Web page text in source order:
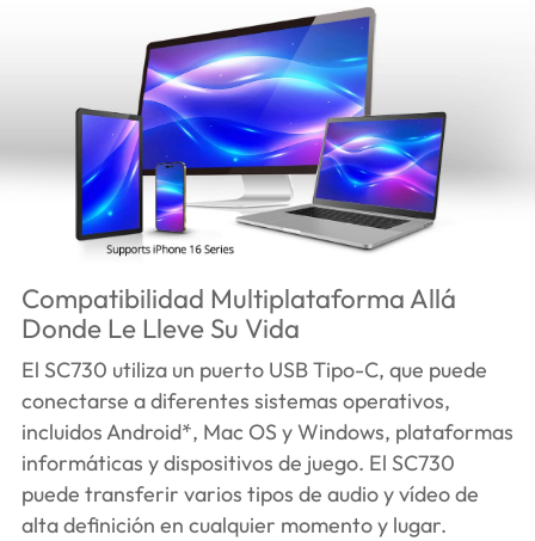
Compatibilidad Multiplataforma Allá
Donde Le Lleve Su Vida
El SC730 utiliza un puerto USB Tipo-C, que puede
conectarse a diferentes sistemas operativos,
incluidos Android*, Mac OS y Windows, plataformas
informáticas y dispositivos de juego. El SC730
puede transferir varios tipos de audio y vídeo de
alta definición en cualquier momento y lugar.